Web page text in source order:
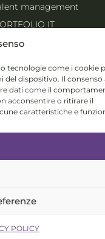
tecnologie come i cookie
del dispositivo. Il consenso
dati come il
acconsentire o ritirare il
caratteristiche e
POLICY
management
IT
| 2026 All Rights